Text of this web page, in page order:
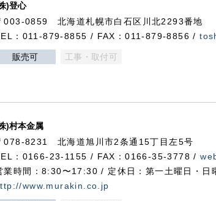
)登心
003-0859 北海道札幌市白石区川北2293番地
：011-879-8855 / FAX：011-879-8856 /
販売可 工事・取付可
)村本金属
078-8231 北海道旭川市2条通15丁目左5号
：0166-23-1155 / FAX：0166-35-3778 /
業時間：8:30〜17:30 / 定休日：第一土曜日・日
www.murakin.co.jp